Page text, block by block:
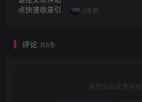
5年前
评论 共6条
请登录后发表评论